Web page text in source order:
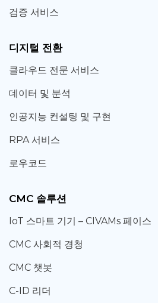
검증 서비스
디지털 전환
클라우드 전문 서비스
데이터 및 분석
인공지능 컨설팅 및 구현
RPA 서비스
로우코드
CMC 솔루션
IoT 스마트 기기 – CIVAMs 페이스
CMC 사회적 경청
CMC 챗봇
C-ID 리더